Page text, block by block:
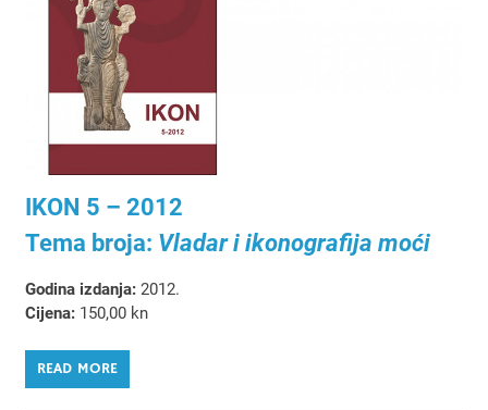
IKON 5 – 2012
Tema broja: Vladar i ikonografija moći
Godina izdanja:2012.
Cijena:150,00 kn
READ MORE